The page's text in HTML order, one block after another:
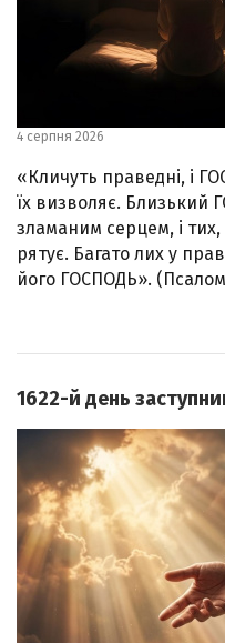
4 серпня 2026
«Кличуть праведні, і
їх визволяє. Близький
зламаним серцем, і тих,
рятує. Багато лих у
його ГОСПОДЬ». (Псалом
1622-й день